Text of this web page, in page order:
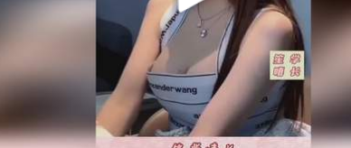
泰国校园枪击案死亡人数升至7人
泰国枪击案凶手先杀祖父母后行凶
宇树科技中一签需缴款7.54万元
国防部：坚决反制任何闹海挑衅图谋